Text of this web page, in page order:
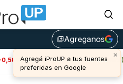
library_addAgreganos
Avalanche
(1,98%)
u$s 6,55